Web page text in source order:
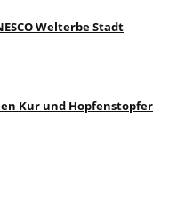
Welterbe Stadt
Kur und Hopfenstopfer